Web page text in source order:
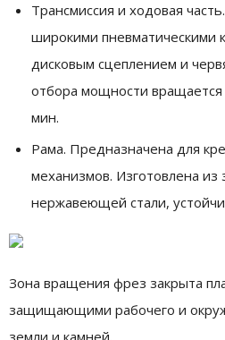
Трансмиссия и ходовая
широкими пневматическими
дисковым сцеплением и
отбора мощности
мин.
Рама. Предназначена для
механизмов. Изготовлена из
нержавеющей стали,
Зона вращения фрез закрыта
защищающими рабочего и
земли и камней.